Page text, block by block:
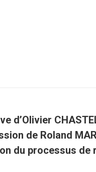
d’Olivier
de Roland
du processus de